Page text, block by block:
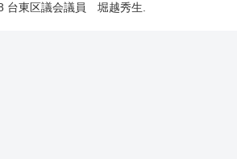
台東区議会議員 堀越秀生.